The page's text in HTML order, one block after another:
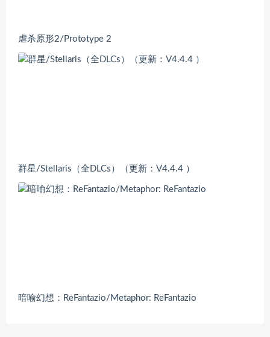
虐杀原形2/Prototype 2
群星/Stellaris（全DLCs）（更新：V4.4.4 ）
暗喻幻想：ReFantazio/Metaphor: ReFantazio